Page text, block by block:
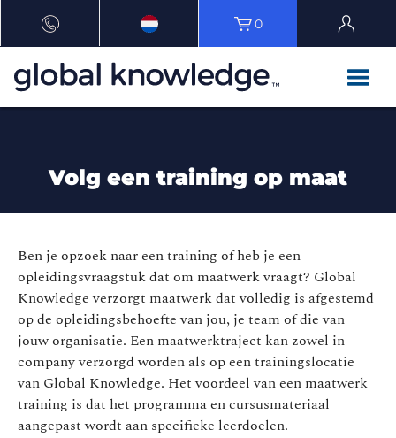
0
Volg een training op maat
Ben je opzoek naar een training of heb je een
opleidingsvraagstuk dat om maatwerk vraagt? Global
Knowledge verzorgt maatwerk dat volledig is afgestemd
op de opleidingsbehoefte van jou, je team of die van
jouw organisatie. Een maatwerktraject kan zowel in-
company verzorgd worden als op een trainingslocatie
van Global Knowledge. Het voordeel van een maatwerk
training is dat het programma en cursusmateriaal
aangepast wordt aan specifieke leerdoelen.